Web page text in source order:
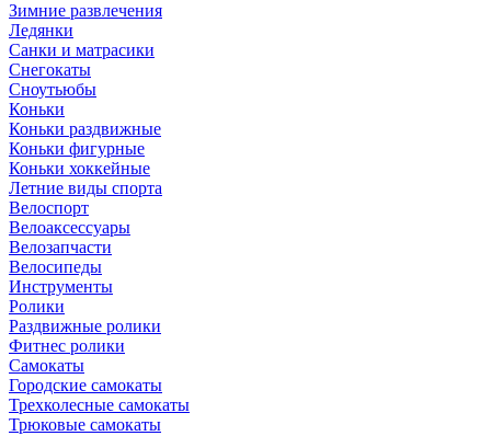
Зимние развлечения
Ледянки
Санки и матрасики
Снегокаты
Сноутьюбы
Коньки
Коньки раздвижные
Коньки фигурные
Коньки хоккейные
Летние виды спорта
Велоспорт
Велоаксессуары
Велозапчасти
Велосипеды
Инструменты
Ролики
Раздвижные ролики
Фитнес ролики
Самокаты
Городские самокаты
Трехколесные самокаты
Трюковые самокаты